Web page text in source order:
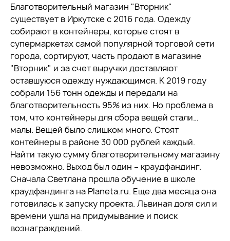
Благотворительный магазин "Вторник"
существует в Иркутске с 2016 года. Одежду
собирают в контейнеры, которые стоят в
супермаркетах самой популярной торговой сети
города, сортируют, часть продают в магазине
"Вторник" и за счет выручки доставляют
оставшуюся одежду нуждающимся. К 2019 году
собрали 156 тонн одежды и передали на
благотворительность 95% из них. Но проблема в
том, что контейнеры для сбора вещей стали…
малы. Вещей было слишком много. Стоят
контейнеры в районе 30 000 рублей каждый.
Найти такую сумму благотворительному магазину
невозможно. Выход был один – краудфандинг.
Сначала Светлана прошла обучение в школе
краудфандинга на Planeta.ru. Еще два месяца она
готовилась к запуску проекта. Львиная доля сил и
времени ушла на придумывание и поиск
вознаграждений.